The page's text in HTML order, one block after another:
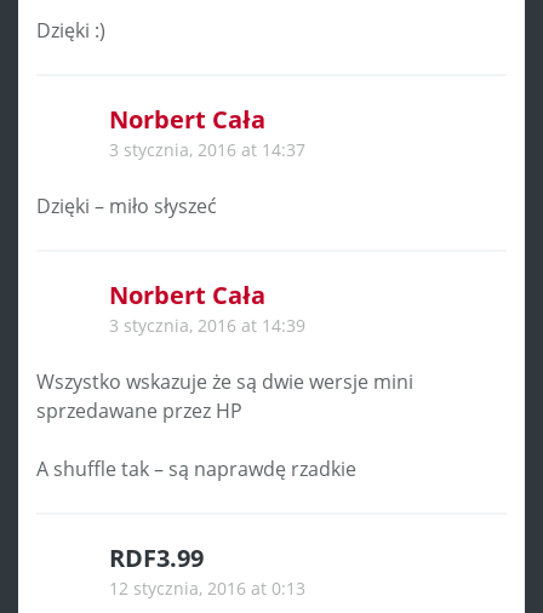
Dzięki :)
Norbert Cała
3 stycznia, 2016 at 14:37
Dzięki – miło słyszeć
Norbert Cała
3 stycznia, 2016 at 14:39
Wszystko wskazuje że są dwie wersje mini
sprzedawane przez HP
A shuffle tak – są naprawdę rzadkie
RDF3.99
12 stycznia, 2016 at 0:13